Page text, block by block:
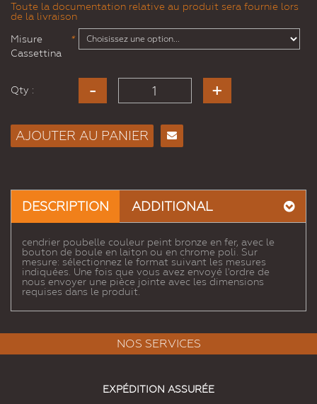
Toute la documentation relative au produit sera fournie lors
de la livraison
*
Misure
Cassettina
Qty :
AJOUTER AU PANIER
DESCRIPTION ADDITIONAL
cendrier poubelle couleur peint bronze en fer, avec le
bouton de boule en laiton ou en chrome poli. Sur
mesure: sélectionnez le format suivant les mesures
indiquées. Une fois que vous avez envoyé l'ordre de
nous envoyer une pièce jointe avec les dimensions
requises dans le produit.
NOS SERVICES
EXPÉDITION ASSURÉE